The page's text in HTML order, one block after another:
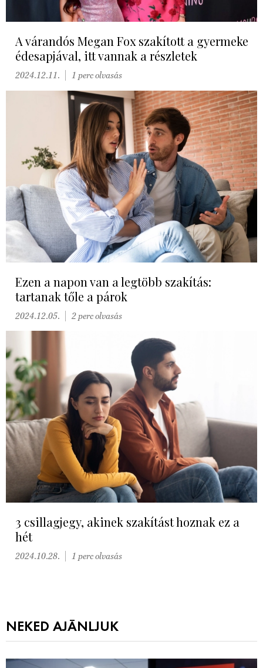
A várandós Megan Fox szakított a gyermeke
édesapjával, itt vannak a részletek
2024.12.11. 1 perc olvasás
Ezen a napon van a legtöbb szakítás:
tartanak tőle a párok
2024.12.05. 2 perc olvasás
3 csillagjegy, akinek szakítást hoznak ez a
hét
2024.10.28. 1 perc olvasás
NEKED AJÁNLJUK